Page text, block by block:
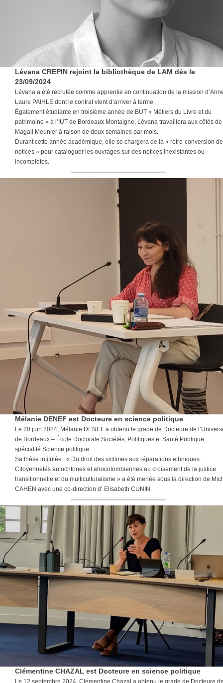
Lévana CREPIN rejoint la bibliothèque de LAM dès le
23/09/2024
Lévana a été recrutée comme apprentie en continuation de la mission
Laure PAIHLE dont le contrat vient d’arriver à terme.
Également étudiante en troisième année de BUT « Métiers du Livre et du
patrimoine » à l’IUT de Bordeaux Montaigne, Lévana travaillera aux côtés de
Magali Meunier à raison de deux semaines par mois.
Durant cette année académique, elle se chargera de la « rétro-conversion de
notices » pour cataloguer les ouvrages sur des notices inexistantes ou
incomplètes.
Mélanie DENEF est Docteure en science politique
Le 20 juin 2024, Mélanie DENEF a obtenu le grade de Docteure de
de Bordeaux – École Doctorale Sociétés, Politiques et Santé Publique,
spécialité Science politique.
Sa thèse intitulée : « Du droit des victimes aux réparations ethniques.
Citoyennetés autochtones et afrocolombiennes au croisement de la justice
transitionnelle et du multiculturalisme » a été menée sous la direction de
CAHEN avec une co-direction d’ Elisabeth CUNIN.
Clémentine CHAZAL est Docteure en science politique
Le 12 septembre 2024, Clémentine Chazal a obtenu le grade de Docteure